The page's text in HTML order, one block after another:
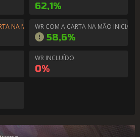
62,1%
NA MÃOWR COM A CARTA NA MÃO INICIAL
58,6%
WR INCLUÍDO
0%